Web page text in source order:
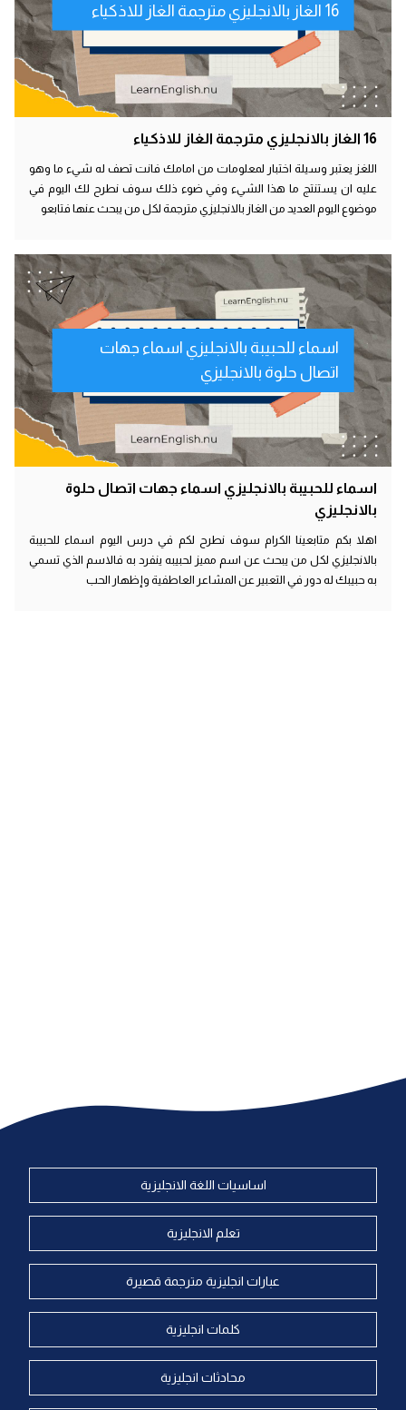
16 الغاز بالانجليزي مترجمة الغاز للاذكياء
16 الغاز بالانجليزي مترجمة الغاز للاذكياء
اللغز يعتبر وسيلة اختبار لمعلومات من امامك فانت تصف له شيء ما وهو
عليه ان يستنتج ما هذا الشيء وفي ضوء ذلك سوف نطرح لك اليوم في
موضوع اليوم العديد من الغاز بالانجليزي مترجمة لكل من يبحث عنها فتابعو
اسماء للحبيبة بالانجليزي اسماء جهات
اتصال حلوة بالانجليزي
اسماء للحبيبة بالانجليزي اسماء جهات اتصال حلوة
بالانجليزي
اهلا بكم متابعينا الكرام سوف نطرح لكم في درس اليوم اسماء للحبيبة
بالانجليزي لكل من يبحث عن اسم مميز لحبيبه ينفرد به فالاسم الذي تسمي
به حبيبك له دور في التعبير عن المشاعر العاطفية وإظهار الحب
اساسيات اللغة الانجليزية
تعلم الانجليزية
عبارات انجليزية مترجمة قصيرة
كلمات انجليزية
محادثات انجليزية